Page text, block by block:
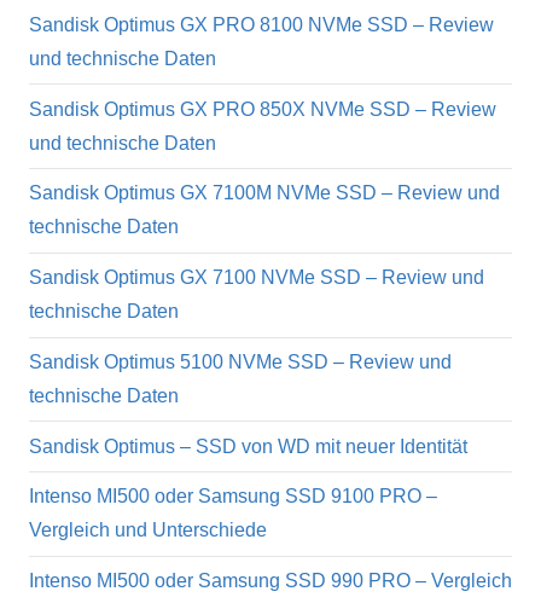
Sandisk Optimus GX PRO 8100 NVMe SSD – Review
und technische Daten
Sandisk Optimus GX PRO 850X NVMe SSD – Review
und technische Daten
Sandisk Optimus GX 7100M NVMe SSD – Review und
technische Daten
Sandisk Optimus GX 7100 NVMe SSD – Review und
technische Daten
Sandisk Optimus 5100 NVMe SSD – Review und
technische Daten
Sandisk Optimus – SSD von WD mit neuer Identität
Intenso MI500 oder Samsung SSD 9100 PRO –
Vergleich und Unterschiede
Intenso MI500 oder Samsung SSD 990 PRO – Vergleich